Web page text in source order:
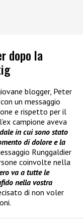
dopo la
blogger, Peter
un messaggio
e rispetto per il
campione aveva
in cui sono stato
di dolore e la
Runggaldier
coinvolte nella
va a tutte le
nella vostra
di non voler